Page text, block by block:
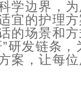
学边界，
宜的护理
的场景和
研发链条
案，让每